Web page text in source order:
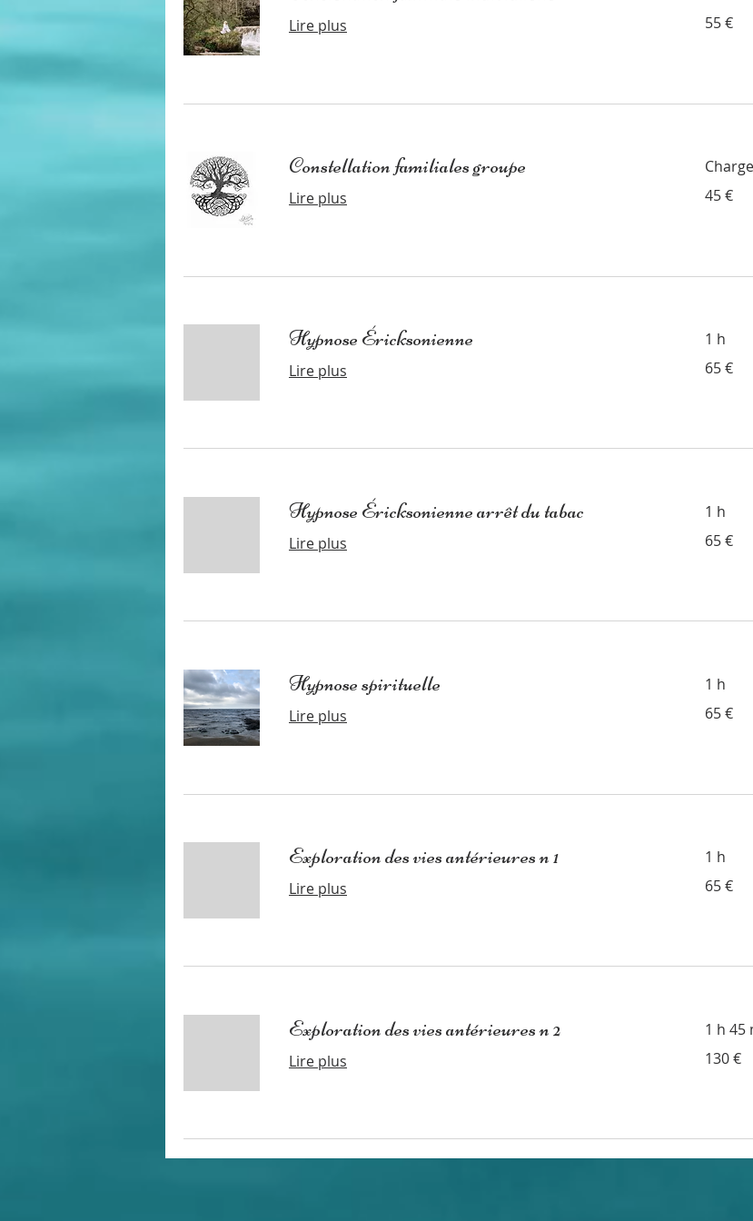
Lire plus
euros
55 €
Constellation familiales groupe
Lire plus
euros
45 €
Hypnose Éricksonienne
Lire plus
1 h
euros
65 €
Hypnose Éricksonienne arrêt du tabac
Lire plus
1 h
euros
65 €
Hypnose spirituelle
Lire plus
1 h
euros
65 €
Exploration des vies antérieures n 1
Lire plus
1 h
euros
65 €
Exploration des vies antérieures n 2
Lire plus
1 h 45
euros
130 €